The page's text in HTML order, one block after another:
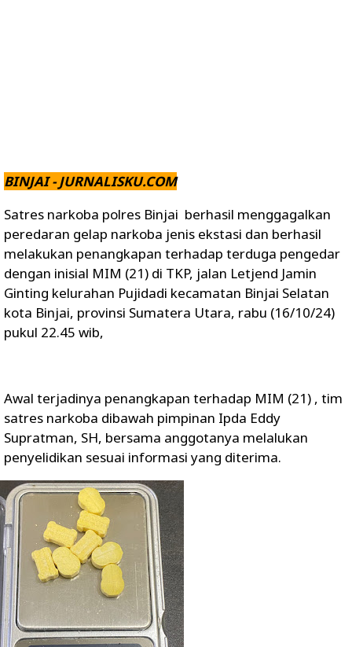
BINJAI - JURNALISKU.COM
Satres narkoba polres Binjai berhasil menggagalkan
peredaran gelap narkoba jenis ekstasi dan berhasil
melakukan penangkapan terhadap terduga pengedar
dengan inisial MIM (21) di TKP, jalan Letjend Jamin
Ginting kelurahan Pujidadi kecamatan Binjai Selatan
kota Binjai, provinsi Sumatera Utara, rabu (16/10/24)
pukul 22.45 wib,
Awal terjadinya penangkapan terhadap MIM (21) , tim
satres narkoba dibawah pimpinan Ipda Eddy
Supratman, SH, bersama anggotanya melalukan
penyelidikan sesuai informasi yang diterima.